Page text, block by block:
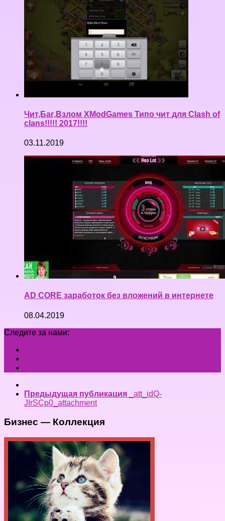
Чит,Баг,Взлом XModGames Типо чит для Clash of
clans!!!!! 2017!!!!
03.11.2019
AD CORE заработок без вложений в интернете
08.04.2019
Следите за нами:
Предыдущая публикация
_att_idQ-
JIrSCp0_attachment
Бизнес — Коллекция